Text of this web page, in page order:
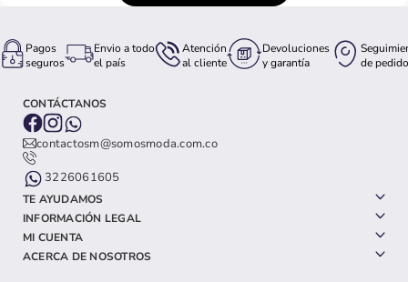
Pagos
seguros
Envio a todo
el país
Atención
al cliente
Devoluciones
y garantía
de pedido
CONTÁCTANOS
contactosm@somosmoda.com.co
3226061605
TE AYUDAMOS
INFORMACIÓN LEGAL
MI CUENTA
ACERCA DE NOSOTROS